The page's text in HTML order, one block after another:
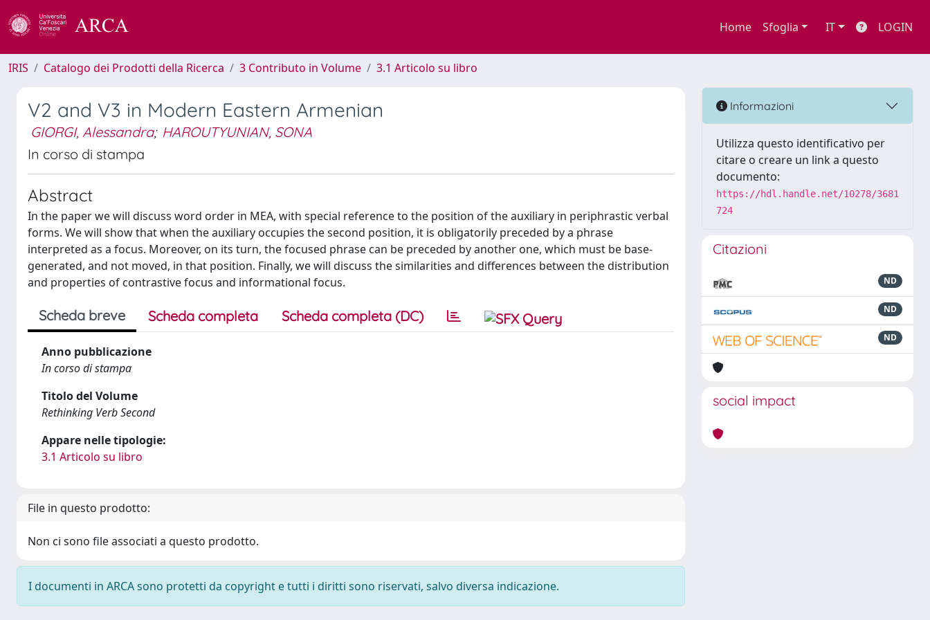
Home Sfoglia IT LOGIN
IRIS Catalogo dei Prodotti della Ricerca 3 Contributo in Volume 3.1 Articolo su libro
V2 and V3 in Modern Eastern Armenian
GIORGI, Alessandra; HAROUTYUNIAN, SONA
In corso di stampa
Abstract
In the paper we will discuss word order in MEA, with special reference to the position of the auxiliary in periphrastic verbal
forms. We will show that when the auxiliary occupies the second position, it is obligatorily preceded by a phrase
interpreted as a focus. Moreover, on its turn, the focused phrase can be preceded by another one, which must be base-
generated, and not moved, in that position. Finally, we will discuss the similarities and differences between the distribution
and properties of contrastive focus and informational focus.
Scheda breve Scheda completa Scheda completa (DC)
Anno pubblicazione
In corso di stampa
Titolo del Volume
Rethinking Verb Second
Appare nelle tipologie:
3.1 Articolo su libro
File in questo prodotto:
Non ci sono file associati a questo prodotto.
I documenti in ARCA sono protetti da copyright e tutti i diritti sono riservati, salvo diversa indicazione.
Informazioni
Utilizza questo identificativo per
citare o creare un link a questo
documento:
https://hdl.handle.net/10278/3681
724
Citazioni
ND
ND
ND
social impact